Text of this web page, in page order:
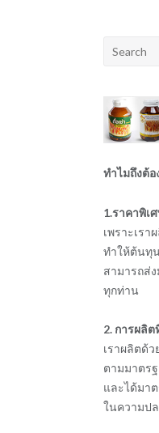
Search
ทำไมถึงต้อ
1.ราคาพิเ
เพราะเรา
ทำให้ต้นทุ
สามารถส่
ทุกท่าน
2. การผลิ
เราผลิตด้
ตามมาตร
และได้มา
ในความป